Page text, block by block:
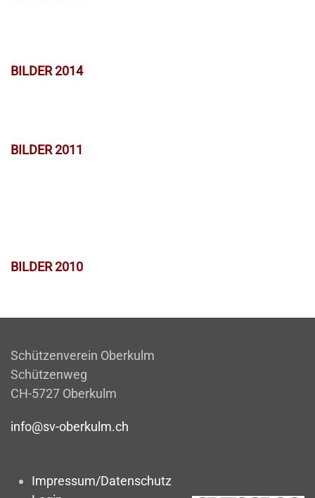
BILDER 2014
BILDER 2011
BILDER 2010
Schützenverein Oberkulm
Schützenweg
CH-5727 Oberkulm
info@sv-oberkulm.ch
Impressum/Datenschutz